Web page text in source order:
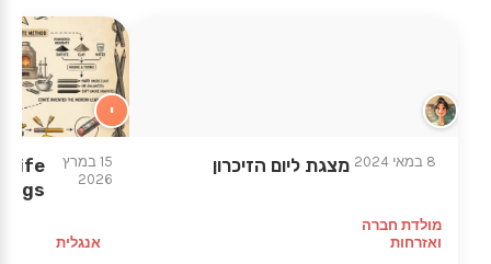
8 במאי 2024
מולדת חברה
ואזרחות
מצגת ליום הזיכרון
י
15 במרץ
2026
אנגלית
Life